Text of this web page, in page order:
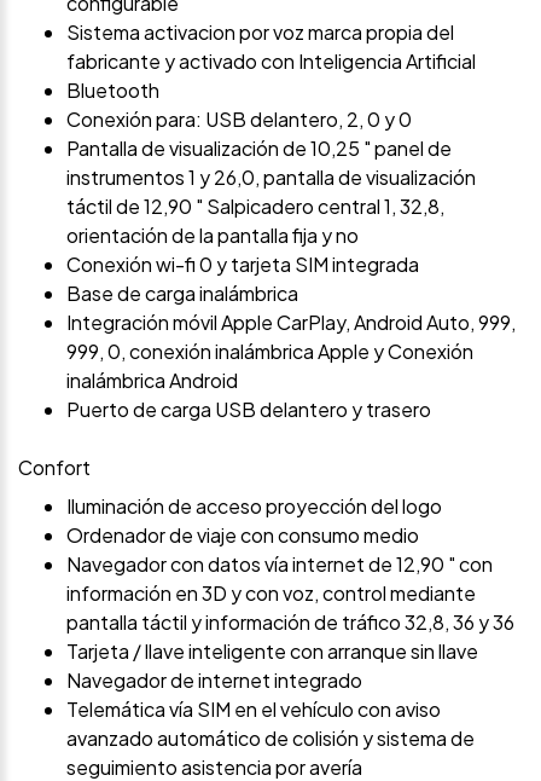
Sistema activacion por voz marca propia del
fabricante y activado con Inteligencia Artificial
Bluetooth
Conexión para: USB delantero, 2, 0 y 0
Pantalla de visualización de 10,25 " panel de
instrumentos 1 y 26,0, pantalla de visualización
táctil de 12,90 " Salpicadero central 1, 32,8,
orientación de la pantalla fija y no
Conexión wi-fi 0 y tarjeta SIM integrada
Base de carga inalámbrica
Integración móvil Apple CarPlay, Android Auto, 999,
999, 0, conexión inalámbrica Apple y Conexión
inalámbrica Android
Puerto de carga USB delantero y trasero
Confort
Iluminación de acceso proyección del logo
Ordenador de viaje con consumo medio
Navegador con datos vía internet de 12,90 " con
información en 3D y con voz, control mediante
pantalla táctil y información de tráfico 32,8, 36 y 36
Tarjeta / llave inteligente con arranque sin llave
Navegador de internet integrado
Telemática vía SIM en el vehículo con aviso
avanzado automático de colisión y sistema de
seguimiento asistencia por avería